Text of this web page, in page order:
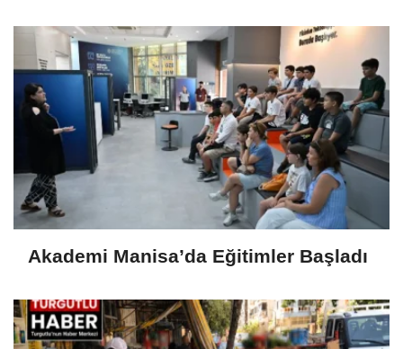
Akademi Manisa’da Eğitimler Başladı